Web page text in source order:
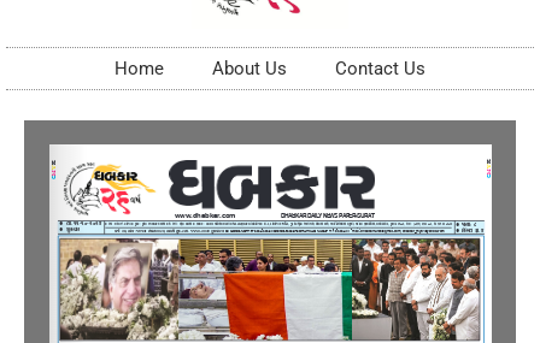
Home About Us Contact Us